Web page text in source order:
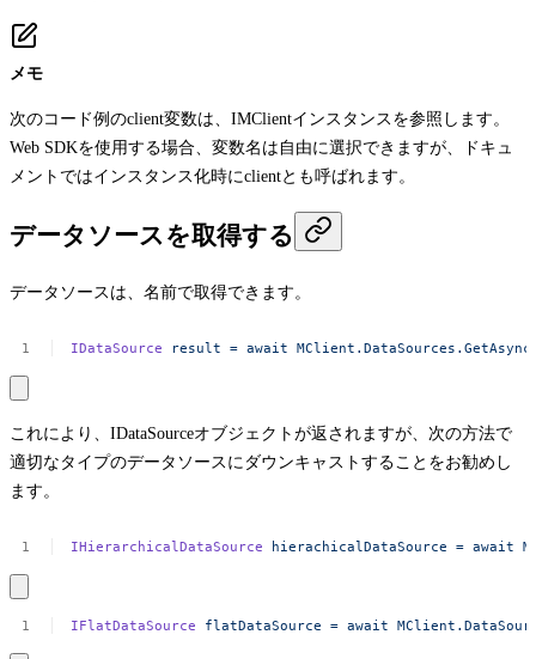
メモ
次のコード例のclient変数は、 IMClientインスタンスを参照します。
Web SDKを使用する場合、変数名は自由に選択できますが、ドキュ
メントではインスタンス化時にclientとも呼ばれます。
データソースを取得する
データソースは、名前で取得できます。
IDataSource result = await MClient.DataSources.GetAsync
これにより、 IDataSourceオブジェクトが返されますが、次の方法で
適切なタイプのデータソースにダウンキャストすることをお勧めし
ます。
IHierarchicalDataSource hierachicalDataSource = await
IFlatDataSource flatDataSource = await